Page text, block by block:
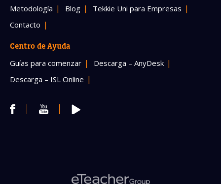
Metodología Blog
Tekkie Uni para Empresas
Contacto
Centro de Ayuda
Guías para comenzar
Descarga – AnyDesk
Descarga – ISL Online